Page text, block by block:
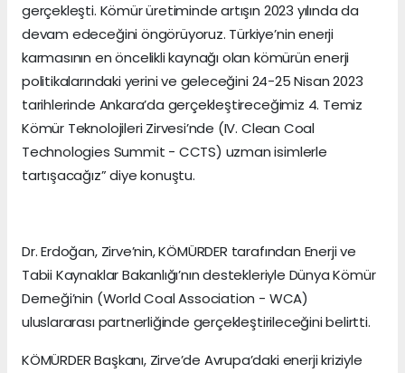
gerçekleşti. Kömür üretiminde artışın 2023 yılında da
devam edeceğini öngörüyoruz. Türkiye’nin enerji
karmasının en öncelikli kaynağı olan kömürün enerji
politikalarındaki yerini ve geleceğini 24-25 Nisan 2023
tarihlerinde Ankara’da gerçekleştireceğimiz 4. Temiz
Kömür Teknolojileri Zirvesi’nde (IV. Clean Coal
Technologies Summit - CCTS) uzman isimlerle
tartışacağız” diye konuştu.
Dr. Erdoğan, Zirve’nin, KÖMÜRDER tarafından Enerji ve
Tabii Kaynaklar Bakanlığı’nın destekleriyle Dünya Kömür
Derneği’nin (World Coal Association - WCA)
uluslararası partnerliğinde gerçekleştirileceğini belirtti.
KÖMÜRDER Başkanı, Zirve’de Avrupa’daki enerji kriziyle